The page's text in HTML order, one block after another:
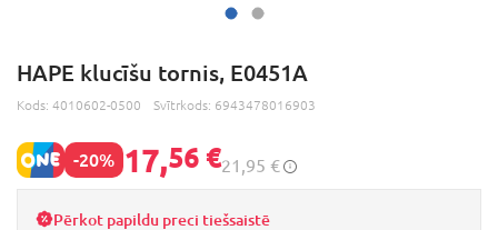
HAPE klucīšu tornis, E0451A
Kods: 4010602-0500 Svītrkods: 6943478016903
-20% 17,56 €21,95 €
Pērkot papildu preci tiešsaistē